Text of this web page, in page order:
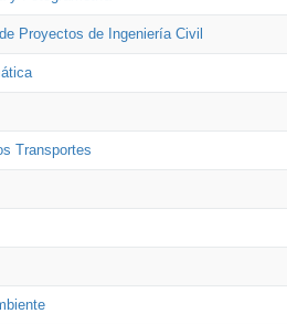
Proyectos de Ingeniería Civil
Transportes